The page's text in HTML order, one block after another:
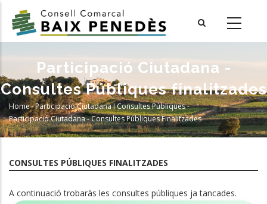
main
Participació Ciutadana -
Consultes Públiques finalitzades
Breadcrumb
Home-Participació Ciutadana I Consultes Públiques-
Participació Ciutadana - Consultes Públiques Finalitzades
CONSULTES PÚBLIQUES FINALITZADES
A continuació trobaràs les consultes públiques ja tancades.